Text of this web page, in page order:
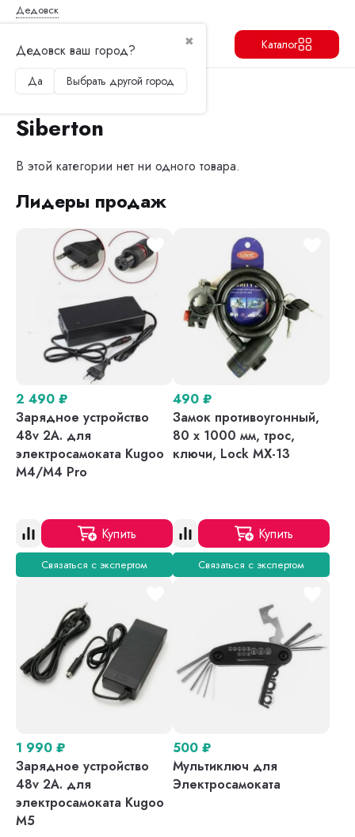
Дедовск
✖
Дедовск ваш город?
Да Выбрать другой город
Каталог
Главная Электроскутеры Siberton
Siberton
В этой категории нет ни одного товара.
Лидеры продаж
2 490 ₽
Зарядное устройство
48v 2A. для
электросамоката Kugoo
M4/M4 Pro
Купить
Связаться с экспертом
490 ₽
Замок противоугонный,
80 х 1000 мм, трос,
ключи, Lock MX-13
Купить
Связаться с экспертом
1 990 ₽
Зарядное устройство
48v 2A. для
электросамоката Kugoo
M5
500 ₽
Мультиключ для
Электросамоката
Продолжить